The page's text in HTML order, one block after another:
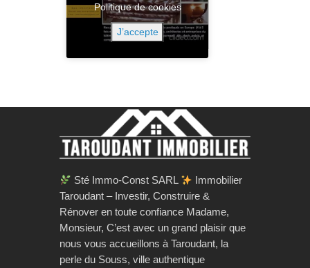
Politique de cookies
J’accepte
Sté Immo-Const SARL
Immobilier
Taroudant – Investir, Construire &
Rénover en toute confiance Madame,
Monsieur, C’est avec un grand plaisir que
nous vous accueillons à Taroudant, la
perle du Souss, ville authentique